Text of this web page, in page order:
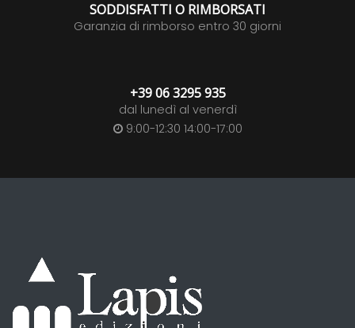
SODDISFATTI O RIMBORSATI
Garanzia di rimborso entro 30 giorni
+39 06 3295 935
dal lunedì al venerdì
9:00-12:30 14:00-17:00